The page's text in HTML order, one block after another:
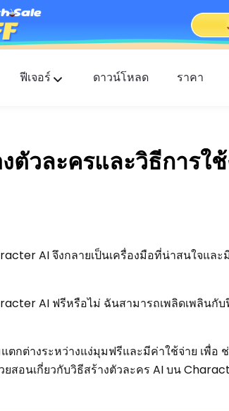
FlashGet Finder
ฟีเจอร์ ดาวน์โหลด ราคา
ตัวละครและวิธีการใ
AI จึงกลายเป็นเครื่องมือที่น่าสนใจและ
AI ฟรีหรือไม่ ฉันสามารถเพลิดเพลินกับ
ตกต่างระหว่างแง่มุมฟรีและมีค่าใช้จ่าย เพื่อ
อนเกี่ยวกับวิธีสร้างตัวละคร AI บน